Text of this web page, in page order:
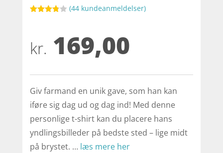
baseret
på
er
(44 kundeanmeldelser)
kr. 169,00
Giv farmand en unik gave, som han kan
iføre sig dag ud og dag ind! Med denne
personlige t-shirt kan du placere hans
yndlingsbilleder på bedste sted – lige midt
på brystet. … læs mere her